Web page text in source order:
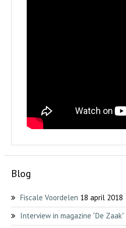
Blog
Fiscale Voordelen 18 april 2018
Interview in magazine “De Zaak”